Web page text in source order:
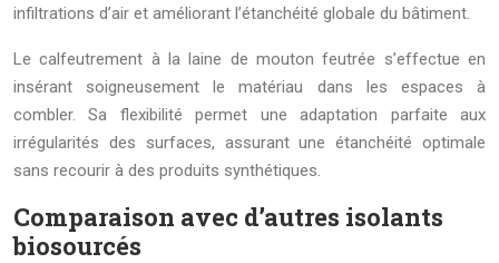
infiltrations d’air et améliorant l’étanchéité globale du bâtiment.
Le calfeutrement à la laine de mouton feutrée s’effectue en
insérant soigneusement le matériau dans les espaces à
combler. Sa flexibilité permet une adaptation parfaite aux
irrégularités des surfaces, assurant une étanchéité optimale
sans recourir à des produits synthétiques.
Comparaison avec d’autres isolants
biosourcés